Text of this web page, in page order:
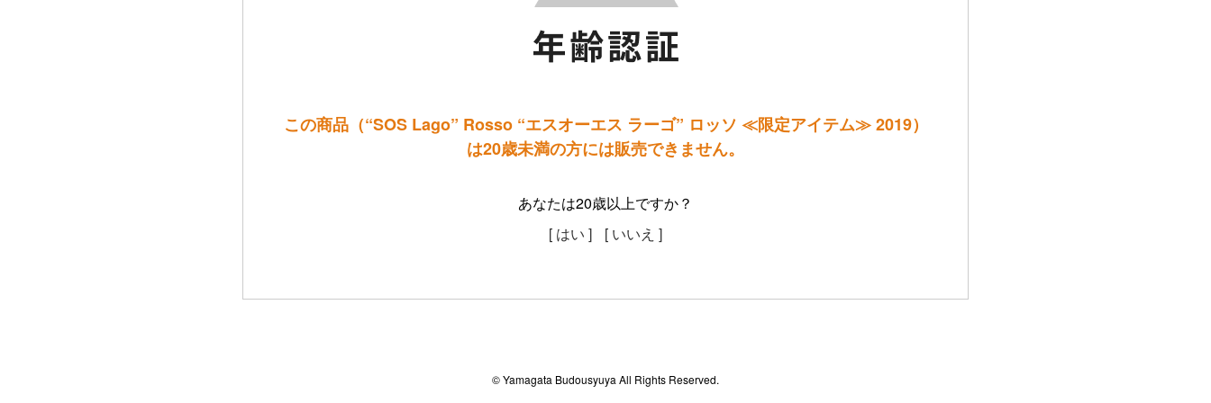
この商品（“SOS Lago” Rosso “エスオーエス ラーゴ” ロッソ ≪限定アイテム≫ 2019）
は20歳未満の方には販売できません。
あなたは20歳以上ですか？
[ はい ]
[ いいえ ]
© Yamagata Budousyuya All Rights Reserved.